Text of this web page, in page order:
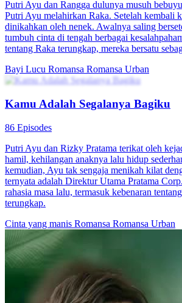
Cinta Berkembang Setelah Menikah